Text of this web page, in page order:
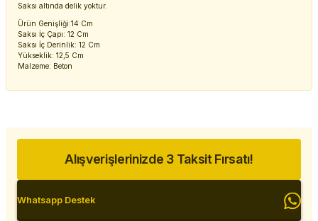
Saksı altında delik yoktur.
Ürün Genişliği:14 Cm
Saksı İç Çapı: 12 Cm
Saksı İç Derinlik: 12 Cm
Yükseklik: 12,5 Cm
Malzeme: Beton
Alışverişlerinizde 3 Taksit Fırsatı!
Whatsapp Destek